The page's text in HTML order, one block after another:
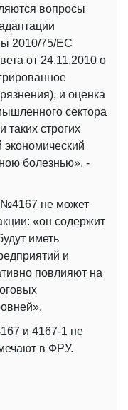
вопросы
2010/75/ЕС
от 24.11.2010 о
и оценка
сектора
таких строгих
болезнью», -
не может
«он содержит
иметь
и
повлияют на
и 4167-1 не
в ФРУ.